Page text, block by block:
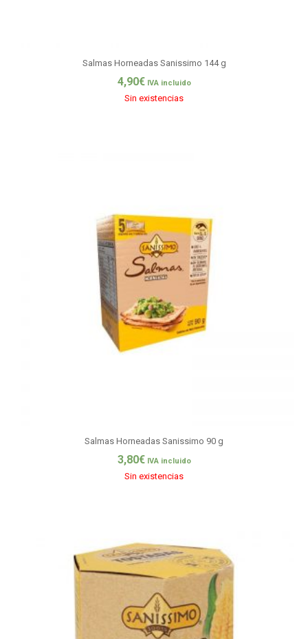
Salmas Horneadas Sanissimo 144 g
4,90€ IVA incluido
Sin existencias
Salmas Horneadas Sanissimo 90 g
3,80€ IVA incluido
Sin existencias